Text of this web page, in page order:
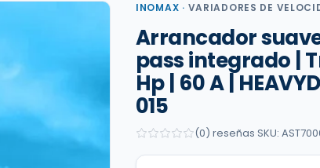
INOMAX · VARIADORES DE
Arrancador suave
pass integrado |
Hp | 60 A |
015
(0) reseñas SKU: